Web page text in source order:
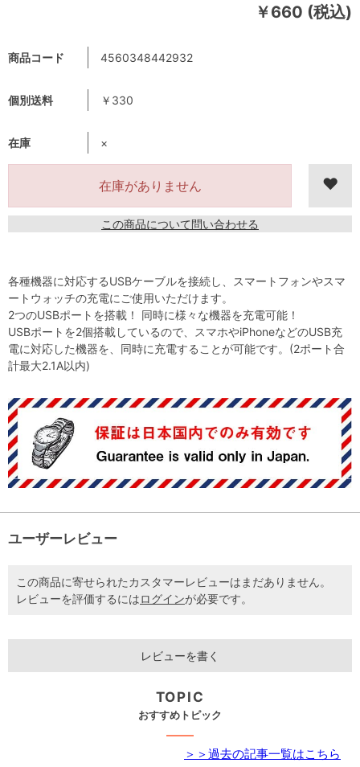
￥660 (税込)
商品コード 4560348442932
個別送料 ￥330
在庫 ×
在庫がありません
この商品について問い合わせる
各種機器に対応するUSBケーブルを接続し、スマートフォンやスマ
ートウォッチの充電にご使用いただけます。
2つのUSBポートを搭載！ 同時に様々な機器を充電可能！
USBポートを2個搭載しているので、スマホやiPhoneなどのUSB充
電に対応した機器を、同時に充電することが可能です。(2ポート合
計最大2.1A以内)
ユーザーレビュー
この商品に寄せられたカスタマーレビューはまだありません。
レビューを評価するにはログインが必要です。
レビューを書く
TOPIC
おすすめトピック
＞＞過去の記事一覧はこちら